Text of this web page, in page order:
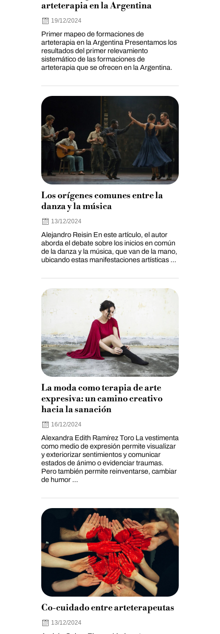
arteterapia en la Argentina
19/12/2024
Primer mapeo de formaciones de
arteterapia en la Argentina Presentamos los
resultados del primer relevamiento
sistemático de las formaciones de
arteterapia que se ofrecen en la Argentina.
Los orígenes comunes entre la
danza y la música
13/12/2024
Alejandro Reisin En este artículo, el autor
aborda el debate sobre los inicios en común
de la danza y la música, que van de la mano,
ubicando estas manifestaciones artísticas ...
La moda como terapia de arte
expresiva: un camino creativo
hacia la sanación
16/12/2024
Alexandra Edith Ramírez Toro La vestimenta
como medio de expresión permite visualizar
y exteriorizar sentimientos y comunicar
estados de ánimo o evidenciar traumas.
Pero también permite reinventarse, cambiar
de humor ...
Co-cuidado entre arteterapeutas
13/12/2024